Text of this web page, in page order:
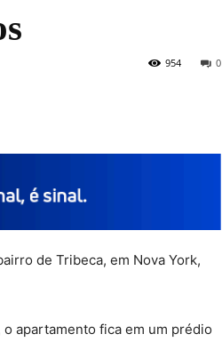
0
954
de Tribeca, em Nova York,
apartamento fica em um prédio